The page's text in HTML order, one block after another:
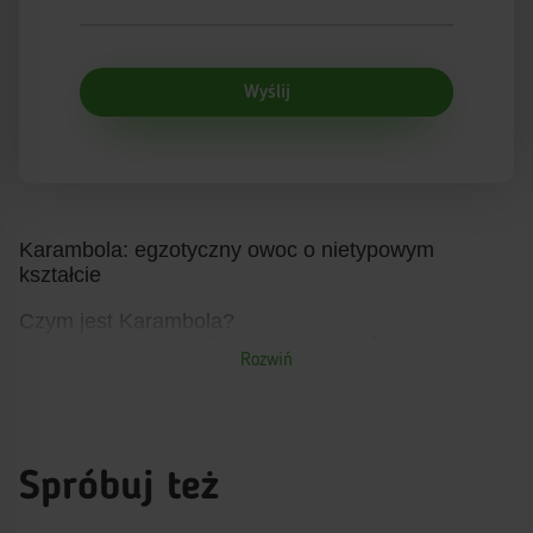
Wyślij
Karambola: egzotyczny owoc o nietypowym
kształcie
Czym jest Karambola?
Karambola, znana również jako gwiaździsty owoc,
to tropikalny owoc o charakterystycznym kształcie
Karambola jest ceniona nie tylko za swój unikalny
wygląd, ale również za właściwości odżywcze i
Rozwiń
Spróbuj też